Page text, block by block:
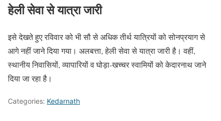
हेली सेवा से यात्रा जारी
इसे देखते हुए रविवार को भी सौ से अधिक तीर्थ यात्रियों को सोनप्रयाग से
आगे नहीं जाने दिया गया। अलबत्ता, हेली सेवा से यात्रा जारी है। वहीं,
स्थानीय निवासियों, व्यापारियों व घोड़ा-खच्चर स्वामियों को केदारनाथ जाने
दिया जा रहा है।
Categories: Kedarnath